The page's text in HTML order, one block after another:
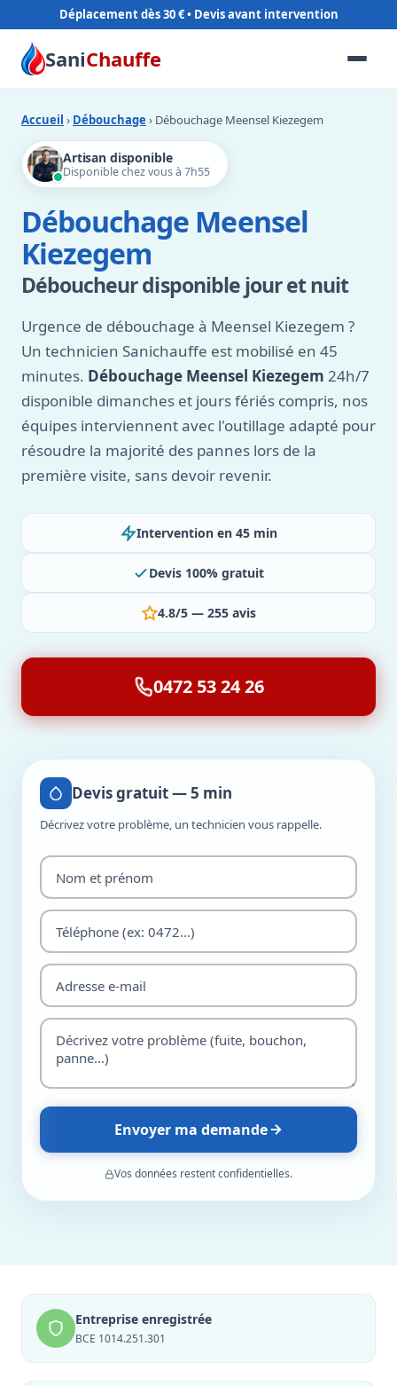
Déplacement dès 30 €
SaniChauffe
Accueil › Débouchage › Débouchage Meensel Kiezegem
Artisan disponible
Disponible chez vous à 7h55
Débouchage Meensel
Kiezegem
Déboucheur disponible jour et nuit
Urgence de débouchage à Meensel Kiezegem ?
Un technicien Sanichauffe est mobilisé en 45
minutes. Débouchage Meensel Kiezegem 24h/7
disponible dimanches et jours fériés compris, nos
équipes interviennent avec l'outillage adapté pour
résoudre la majorité des pannes lors de la
première visite, sans devoir revenir.
Intervention en 45 min
Devis 100% gratuit
4.8/5 — 255 avis
0472 53 24 26
Devis gratuit — 5 min
Décrivez votre problème, un technicien vous rappelle.
Envoyer ma demande
Vos données restent confidentielles.
Entreprise enregistrée
BCE 1014.251.301